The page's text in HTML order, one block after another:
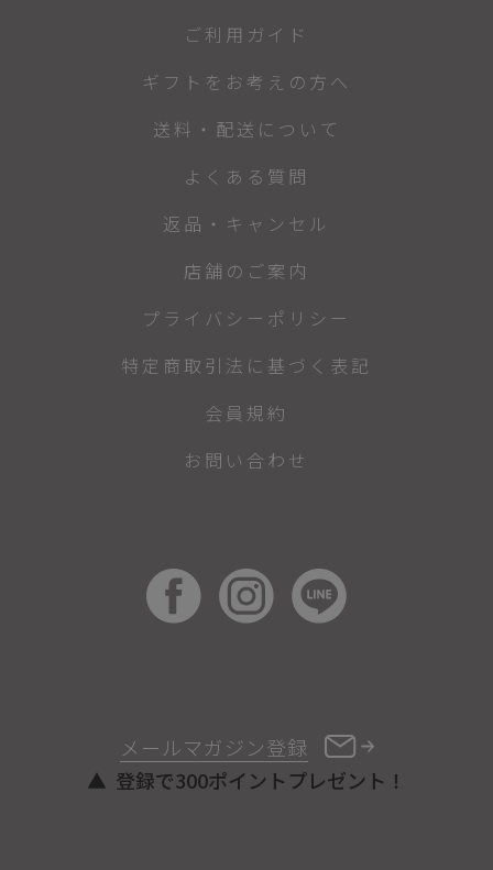
メールマガジン登録
登録で300ポイントプレゼント！
ご利用ガイド
ギフトをお考えの方へ
送料・配送について
よくある質問
返品・キャンセル
店舗のご案内
プライバシーポリシー
特定商取引法に基づく表記
会員規約
お問い合わせ